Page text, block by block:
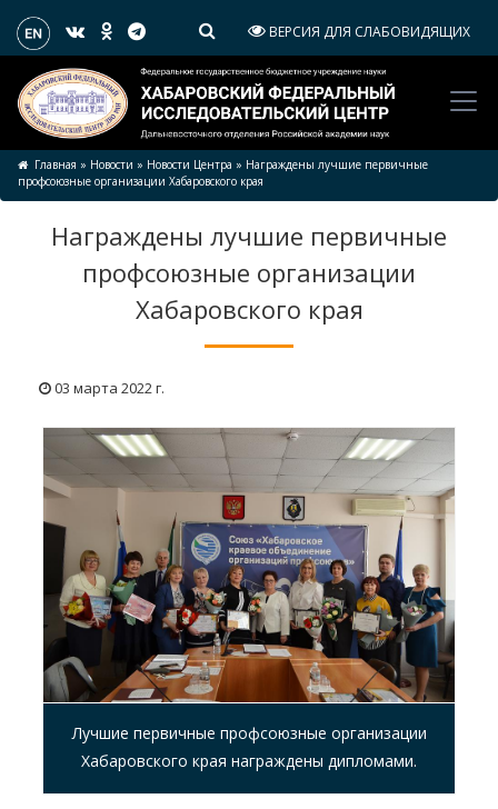
ВЕРСИЯ ДЛЯ СЛАБОВИДЯЩИХ
Главная » Новости » Новости Центра » Награждены лучшие первичные
профсоюзные организации Хабаровского края
Награждены лучшие первичные
профсоюзные организации
Хабаровского края
03 марта 2022 г.
Лучшие первичные профсоюзные организации
Хабаровского края награждены дипломами.